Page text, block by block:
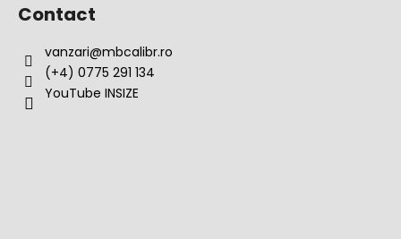
Contact
vanzari@mbcalibr.ro
(+4) 0775 291 134
YouTube INSIZE